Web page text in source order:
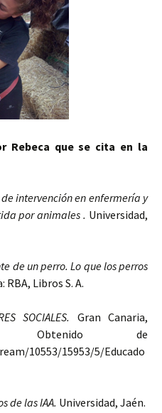
Rebeca que se cita en la
intervención en enfermería y
por animales . Universidad,
de un perro. Lo que los perros
RBA, Libros S. A.
SOCIALES.
Gran Canaria,
Obtenido de
10553/15953/5/Educado
de las IAA. Universidad, Jaén.